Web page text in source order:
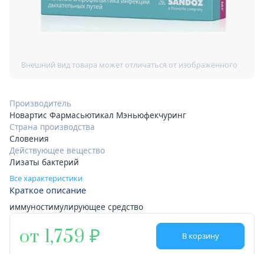
Производитель
Новартис Фармасьютикал Мэньюфекчуринг
Страна производства
Словения
Действующее вещество
Лизаты бактерий
Все характеристики
Краткое описание
иммуностимулирующее средство
от 1,759 В корзину